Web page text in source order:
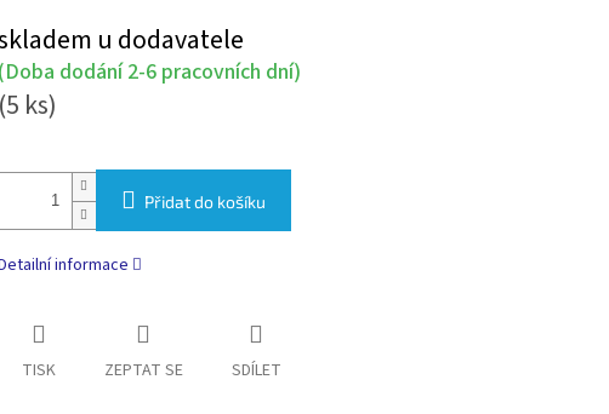
u dodavatele
(Doba dodání 2-6 pracovních dní)
(5 ks)
Přidat do košíku
informace
TISK ZEPTAT SE SDÍLET